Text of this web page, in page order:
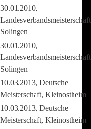
30.01.2010,
Landesverbandsmeisterschaft
Solingen
30.01.2010,
Landesverbandsmeisterschaft
Solingen
10.03.2013, Deutsche
Meisterschaft, Kleinostheim
10.03.2013, Deutsche
Meisterschaft, Kleinostheim